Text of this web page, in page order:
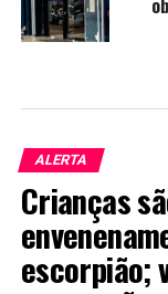
ALERTA
Crianças
escorpião;